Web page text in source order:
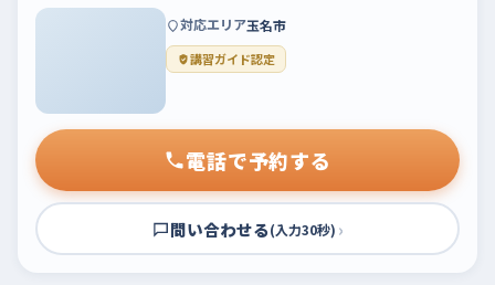
対応エリア玉名市
講習ガイド認定
電話で予約する
問い合わせる(入力30秒) ›